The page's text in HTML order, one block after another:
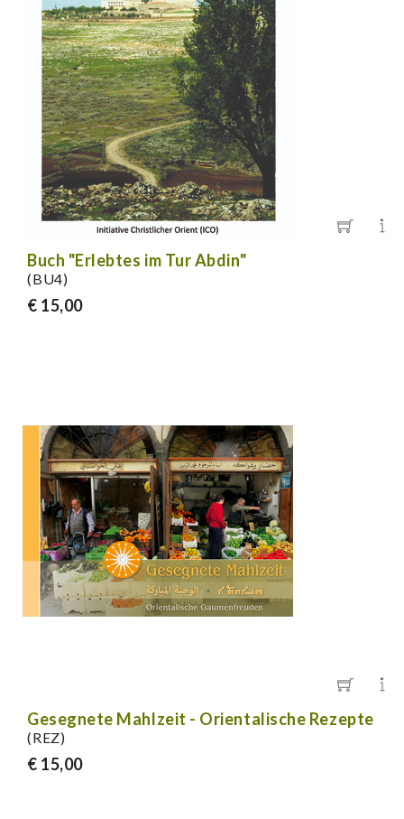
Buch "Erlebtes im Tur Abdin"
(BU4)
€ 15,00
Gesegnete Mahlzeit - Orientalische Rezepte
(REZ)
€ 15,00